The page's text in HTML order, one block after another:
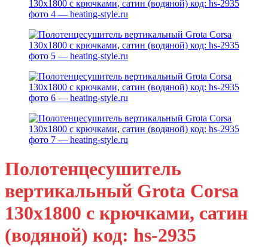
Полотенцесушитель
вертикальный Grota Corsa
130х1800 с крючками, сатин
(водяной) код: hs-2935